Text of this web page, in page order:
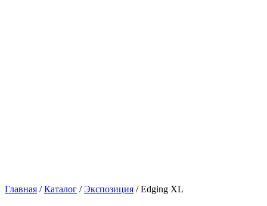
Главная /Каталог /Экспозиция /Edging XL